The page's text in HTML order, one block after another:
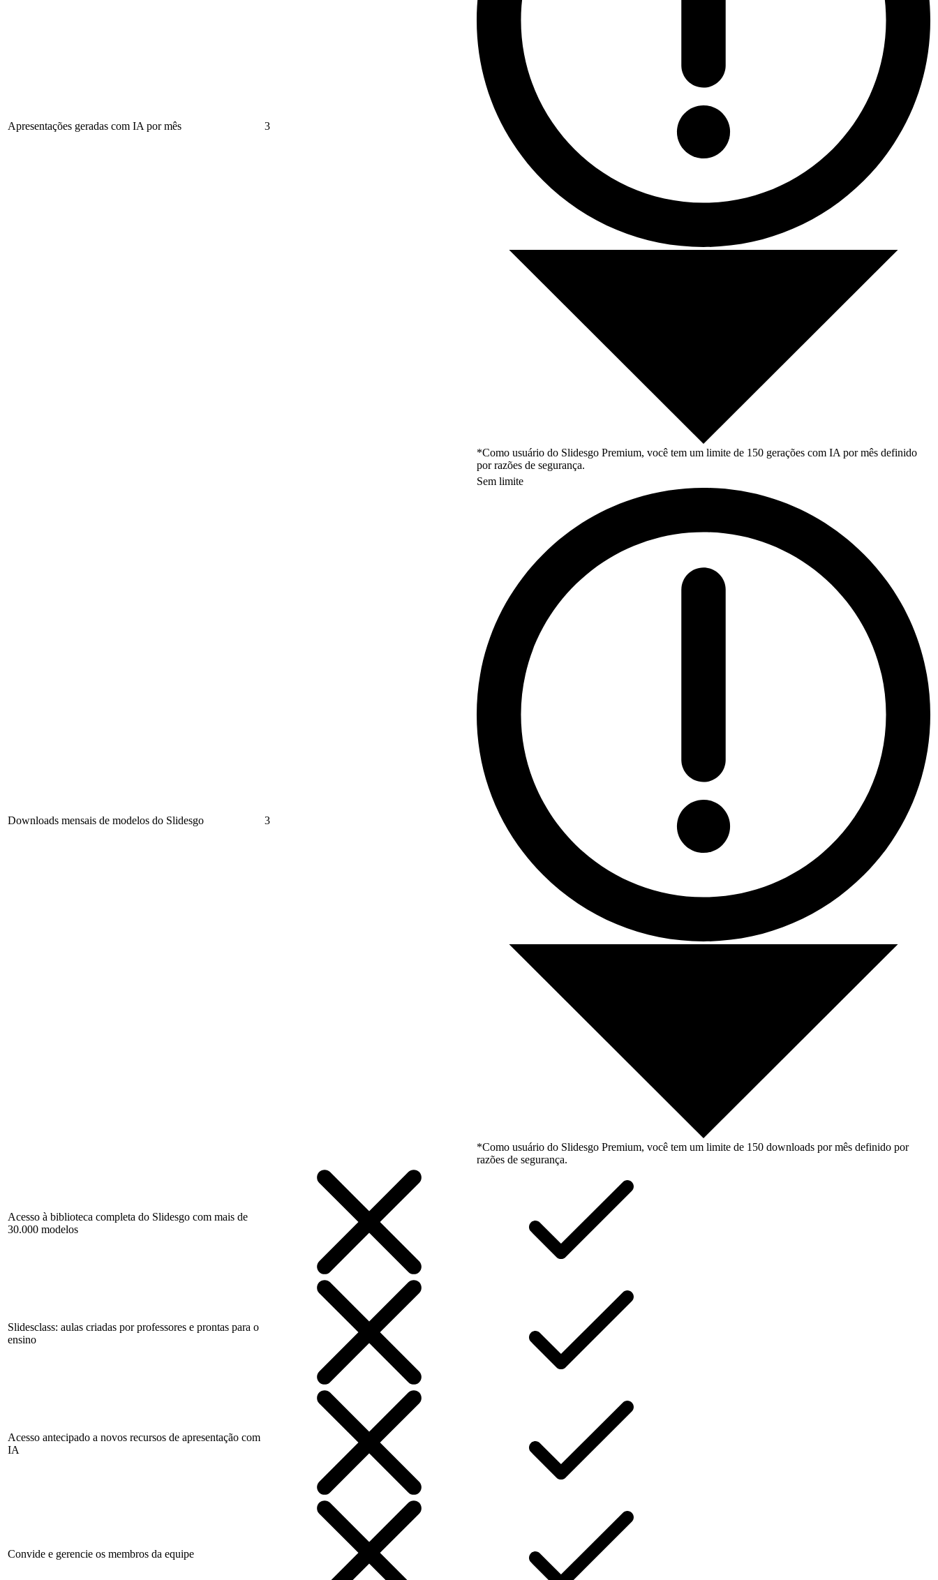
Apresentações geradas com IA por mês 3
*Como usuário do Slidesgo Premium, você tem um limite de 150 gerações com IA por mês definido
por razões de segurança.
Downloads mensais de modelos do Slidesgo 3
Sem limite
*Como usuário do Slidesgo Premium, você tem um limite de 150 downloads por mês definido por
razões de segurança.
Acesso à biblioteca completa do Slidesgo com mais de
30.000 modelos
Slidesclass: aulas criadas por professores e prontas para o
ensino
Acesso antecipado a novos recursos de apresentação com
IA
Convide e gerencie os membros da equipe